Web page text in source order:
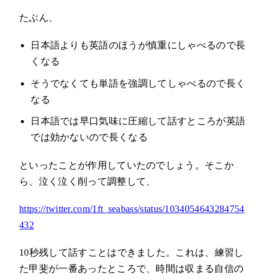
たぶん、
日本語よりも英語のほうが慎重にしゃべるので長
くなる
そうでなくても単語を強調してしゃべるので長く
なる
日本語では早口気味に圧縮して話すところが英語
では効かないので長くなる
といったことが作用していたのでしょう。そこか
ら、泣く泣く削って調整して、
https://twitter.com/1ft_seabass/status/1034054643284754
432
10秒残して話すことはできました。これは、練習し
た甲斐が一番あったところで、時間は収まる自信の